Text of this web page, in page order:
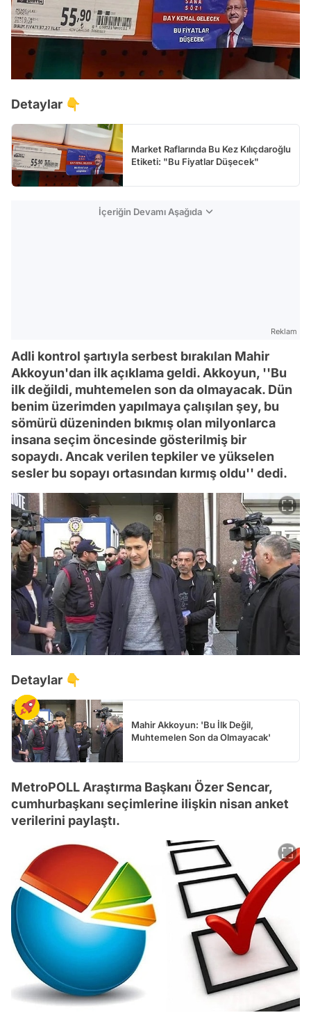
Detaylar 👇
Market Raflarında Bu Kez Kılıçdaroğlu
Etiketi: "Bu Fiyatlar Düşecek"
İçeriğin Devamı Aşağıda
Reklam
Adli kontrol şartıyla serbest bırakılan Mahir
Akkoyun'dan ilk açıklama geldi. Akkoyun, ''Bu
ilk değildi, muhtemelen son da olmayacak. Dün
benim üzerimden yapılmaya çalışılan şey, bu
sömürü düzeninden bıkmış olan milyonlarca
insana seçim öncesinde gösterilmiş bir
sopaydı. Ancak verilen tepkiler ve yükselen
sesler bu sopayı ortasından kırmış oldu'' dedi.
Detaylar 👇
Mahir Akkoyun: 'Bu İlk Değil,
Muhtemelen Son da Olmayacak'
MetroPOLL Araştırma Başkanı Özer Sencar,
cumhurbaşkanı seçimlerine ilişkin nisan anket
verilerini paylaştı.